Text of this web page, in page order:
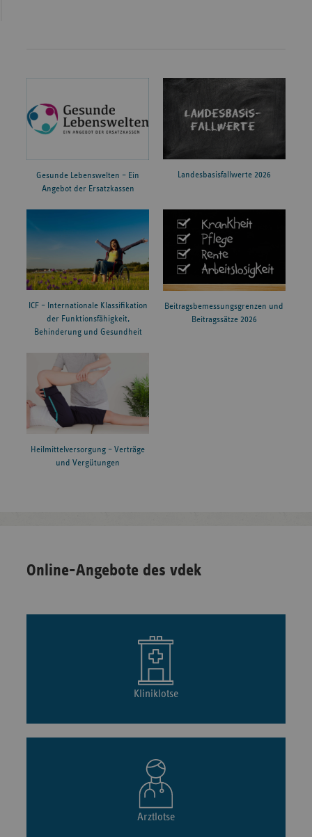
Gesunde Lebenswelten – Ein
Angebot der Ersatzkassen
Landesbasisfallwerte 2026
ICF – Internationale Klassifikation
der Funktionsfähigkeit,
Behinderung und Gesundheit
Beitragsbemessungsgrenzen und
Beitragssätze 2026
Heilmittelversorgung – Verträge
und Vergütungen
Online-Angebote des vdek
Kliniklotse
Arztlotse